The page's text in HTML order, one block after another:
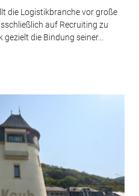
die Logistikbranche vor große
auf Recruiting zu
die Bindung seiner...